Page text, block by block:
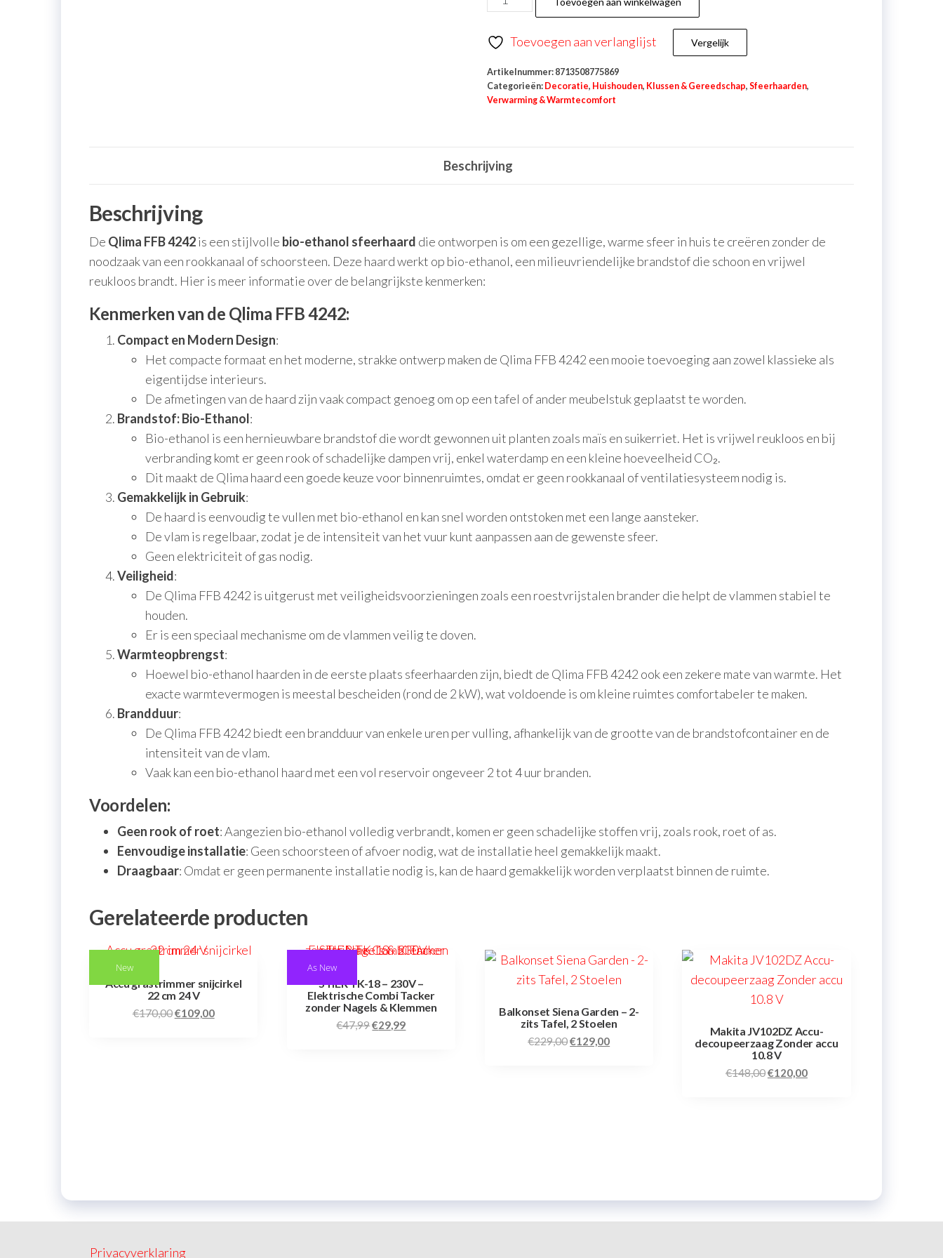
Toevoegen aan verlanglijst Vergelijk
Artikelnummer: 8713508775869
Categorieën: Decoratie, Huishouden, Klussen & Gereedschap, Sfeerhaarden,
Verwarming & Warmtecomfort
Beschrijving
Beschrijving
De Qlima FFB 4242is een stijlvolle bio-ethanol sfeerhaard die ontworpen is om een gezellige, warme sfeer in huis te creëren zonder de
noodzaak van een rookkanaal of schoorsteen. Deze haard werkt op bio-ethanol, een milieuvriendelijke brandstof die schoon en vrijwel
reukloos brandt. Hier is meer informatie over de belangrijkste kenmerken:
Kenmerken van de Qlima FFB 4242:
Compact en Modern Design:
Het compacte formaat en het moderne, strakke ontwerp maken de Qlima FFB 4242 een mooie toevoeging aan zowel klassieke als
eigentijdse interieurs.
De afmetingen van de haard zijn vaak compact genoeg om op een tafel of ander meubelstuk geplaatst te worden.
Brandstof: Bio-Ethanol:
Bio-ethanol is een hernieuwbare brandstof die wordt gewonnen uit planten zoals maïs en suikerriet. Het is vrijwel reukloos en bij
verbranding komt er geen rook of schadelijke dampen vrij, enkel waterdamp en een kleine hoeveelheid CO₂.
Dit maakt de Qlima haard een goede keuze voor binnenruimtes, omdat er geen rookkanaal of ventilatiesysteem nodig is.
Gemakkelijk in Gebruik:
De haard is eenvoudig te vullen met bio-ethanol en kan snel worden ontstoken met een lange aansteker.
De vlam is regelbaar, zodat je de intensiteit van het vuur kunt aanpassen aan de gewenste sfeer.
Geen elektriciteit of gas nodig.
Veiligheid:
De Qlima FFB 4242 is uitgerust met veiligheidsvoorzieningen zoals een roestvrijstalen brander die helpt de vlammen stabiel te
houden.
Er is een speciaal mechanisme om de vlammen veilig te doven.
Warmteopbrengst:
Hoewel bio-ethanol haarden in de eerste plaats sfeerhaarden zijn, biedt de Qlima FFB 4242 ook een zekere mate van warmte. Het
exacte warmtevermogen is meestal bescheiden (rond de 2 kW), wat voldoende is om kleine ruimtes comfortabeler te maken.
Brandduur:
De Qlima FFB 4242 biedt een brandduur van enkele uren per vulling, afhankelijk van de grootte van de brandstofcontainer en de
intensiteit van de vlam.
Vaak kan een bio-ethanol haard met een vol reservoir ongeveer 2 tot 4 uur branden.
Voordelen:
Geen rook of roet: Aangezien bio-ethanol volledig verbrandt, komen er geen schadelijke stoffen vrij, zoals rook, roet of as.
Eenvoudige installatie: Geen schoorsteen of afvoer nodig, wat de installatie heel gemakkelijk maakt.
Draagbaar: Omdat er geen permanente installatie nodig is, kan de haard gemakkelijk worden verplaatst binnen de ruimte.
Gerelateerde producten
New
Accu grastrimmer snijcirkel
22 cm 24 V
€170,00€109,00
As New
STIER TK-18 – 230V –
Elektrische Combi Tacker
zonder Nagels & Klemmen
€47,99€29,99
Balkonset Siena Garden – 2-
zits Tafel, 2 Stoelen
€229,00€129,00
Makita JV102DZ Accu-
decoupeerzaag Zonder accu
10.8 V
€148,00€120,00
Privacyverklaring